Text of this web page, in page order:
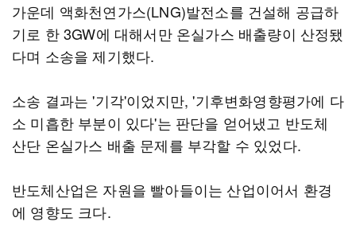
가운데 액화천연가스(LNG)발전소를 건설해 공급하
기로 한 3GW에 대해서만 온실가스 배출량이 산정됐
다며 소송을 제기했다.
소송 결과는 '기각'이었지만, '기후변화영향평가에 다
소 미흡한 부분이 있다'는 판단을 얻어냈고 반도체
산단 온실가스 배출 문제를 부각할 수 있었다.
반도체산업은 자원을 빨아들이는 산업이어서 환경
에 영향도 크다.